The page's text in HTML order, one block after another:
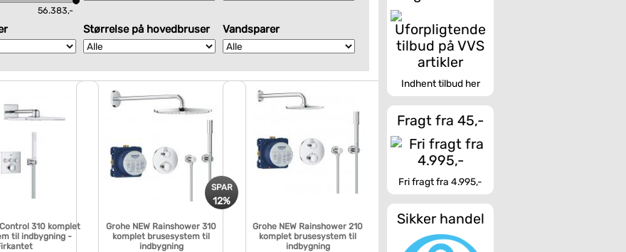
56.383,-
Størrelse på hovedbruser Vandsparer
310 komplet
til indbygning -
SPAR
12%
Grohe NEW Rainshower 310
komplet brusesystem til
indbygning
Grohe NEW Rainshower 210
komplet brusesystem til
indbygning
Indhent tilbud her
Fragt fra 45,-
Fri fragt fra 4.995,-
Sikker handel